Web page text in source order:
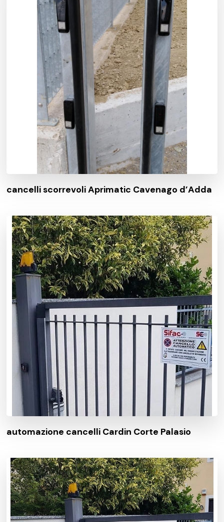
cancelli scorrevoli Aprimatic Cavenago d’Adda
automazione cancelli Cardin Corte Palasio